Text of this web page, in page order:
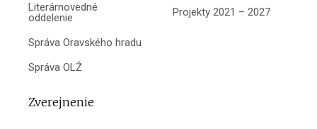
Literárnovedné
oddelenie
Správa Oravského hradu
Správa OLŽ
Projekty 2021 – 2027
Zverejnenie